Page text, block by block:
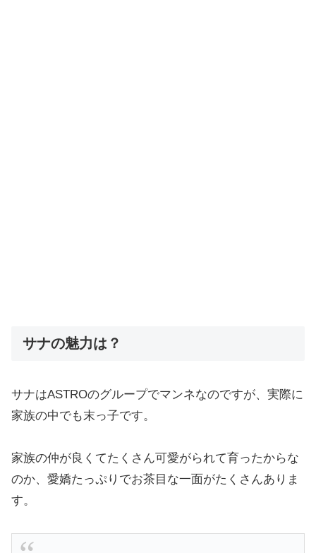
サナの魅力は？
サナはASTROのグループでマンネなのですが、実際に
家族の中でも末っ子です。
家族の仲が良くてたくさん可愛がられて育ったからな
のか、愛嬌たっぷりでお茶目な一面がたくさんありま
す。